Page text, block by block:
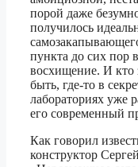
порой даже
получилось
пункта до сих пор
восхищение. И кто
быть, где-то в
лабораториях уже
его современный
Как говорил
конструктор